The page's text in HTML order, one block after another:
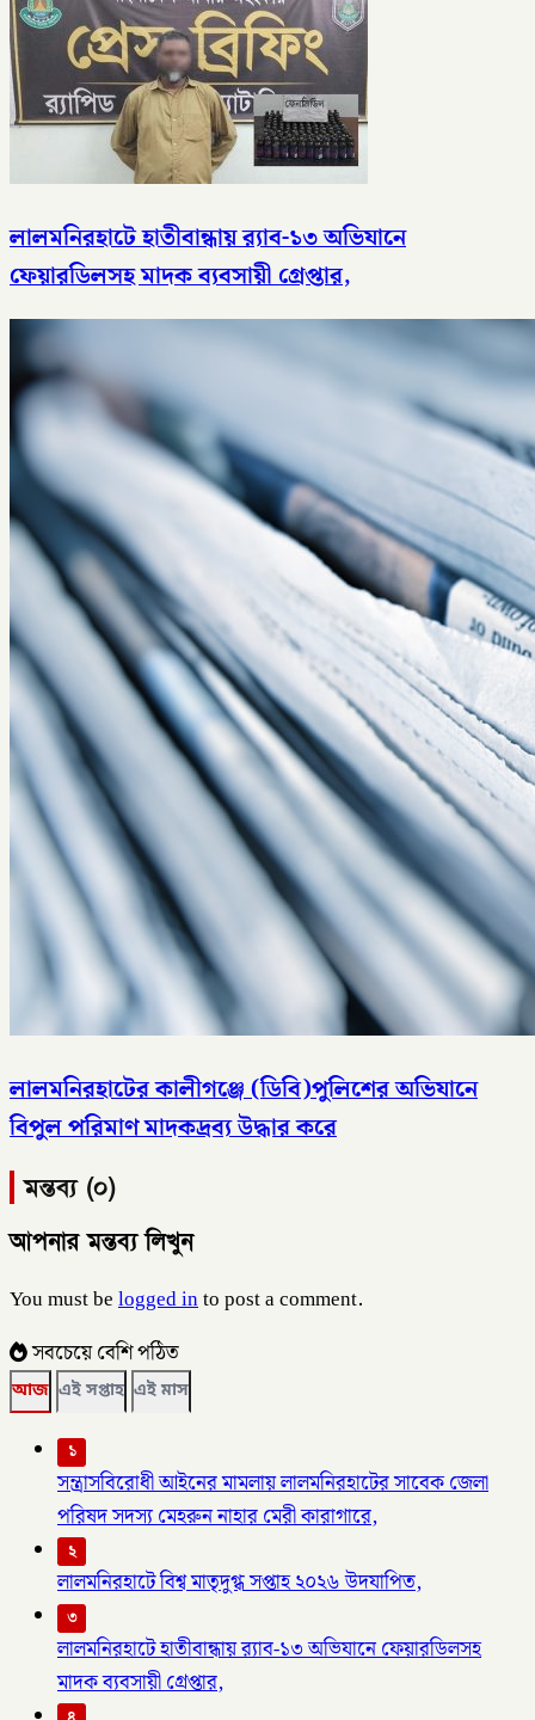
লালমনিরহাটে হাতীবান্ধায় র‌্যাব-১৩ অভিযানে
ফেয়ারডিলসহ মাদক ব্যবসায়ী গ্রেপ্তার,
লালমনিরহাটের কালীগঞ্জে (ডিবি)পুলিশের অভিযানে
বিপুল পরিমাণ মাদকদ্রব্য উদ্ধার করে
মন্তব্য (০)
আপনার মন্তব্য লিখুন
You must belogged into post a comment.
সবচেয়ে বেশি পঠিত
আজ এই সপ্তাহ এই মাস
১
সন্ত্রাসবিরোধী আইনের মামলায় লালমনিরহাটের সাবেক জেলা
পরিষদ সদস্য মেহরুন নাহার মেরী কারাগারে,
২
লালমনিরহাটে বিশ্ব মাতৃদুগ্ধ সপ্তাহ ২০২৬ উদযাপিত,
৩
লালমনিরহাটে হাতীবান্ধায় র‌্যাব-১৩ অভিযানে ফেয়ারডিলসহ
মাদক ব্যবসায়ী গ্রেপ্তার,